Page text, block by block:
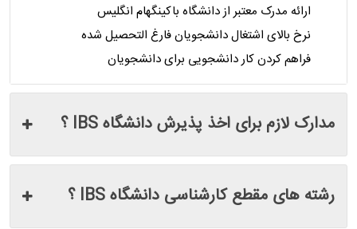
ارائه مدرک معتبر از دانشگاه باکینگهام انگلیس
نرخ بالای اشتغال دانشجویان فارغ التحصیل شده
فراهم کردن کار دانشجویی برای دانشجویان
مدارک لازم برای اخذ پذیرش دانشگاه IBS ؟
رشته های مقطع کارشناسی دانشگاه IBS ؟